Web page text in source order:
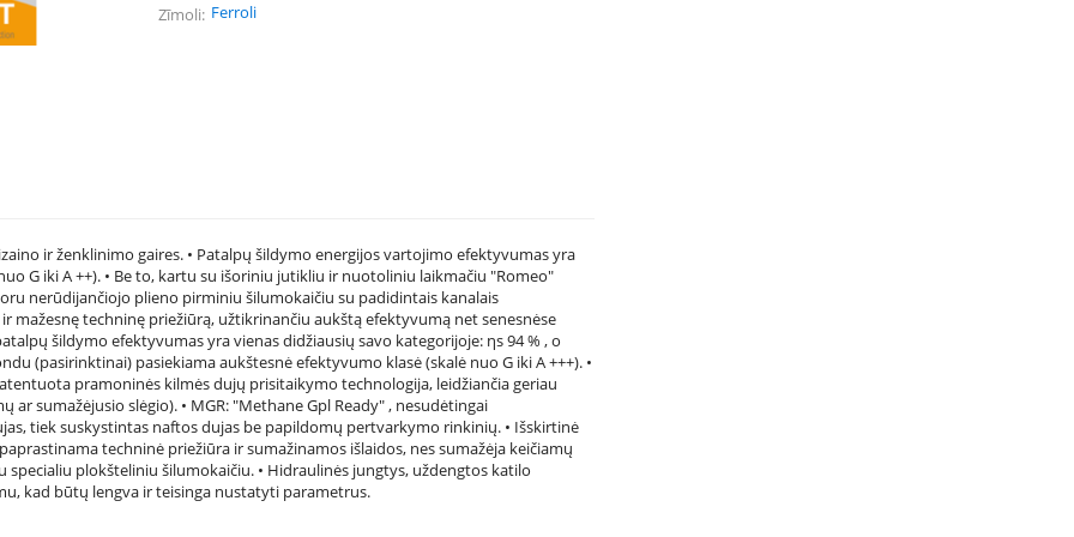
Zīmoli Ferroli
ir ženklinimo gaires. • Patalpų šildymo energijos vartojimo efektyvumas yra
G iki A ++). • Be to, kartu su išoriniu jutikliu ir nuotoliniu laikmačiu "Romeo"
nerūdijančiojo plieno pirminiu šilumokaičiu su padidintais kanalais
mažesnę techninę priežiūrą, užtikrinančiu aukštą efektyvumą net senesnėse
šildymo efektyvumas yra vienas didžiausių savo kategorijoje: ηs 94 % , o
(pasirinktinai) pasiekiama aukštesnė efektyvumo klasė (skalė nuo G iki A +++). •
pramoninės kilmės dujų prisitaikymo technologija, leidžiančia geriau
sumažėjusio slėgio). • MGR: "Methane Gpl Ready" , nesudėtingai
tiek suskystintas naftos dujas be papildomų pertvarkymo rinkinių. • Išskirtinė
techninė priežiūra ir sumažinamos išlaidos, nes sumažėja keičiamų
plokšteliniu šilumokaičiu. • Hidraulinės jungtys, uždengtos katilo
kad būtų lengva ir teisinga nustatyti parametrus.